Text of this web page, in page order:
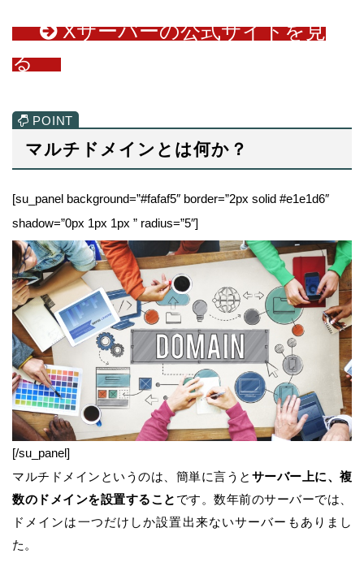
Xサーバーの公式サイトを見
る
マルチドメインとは何か？
[su_panel background=”#fafaf5″ border=”2px solid #e1e1d6″
shadow=”0px 1px 1px ” radius=”5″]
[/su_panel]
マルチドメインというのは、簡単に言うと サーバー上に、複
数のドメインを設置すること です。数年前のサーバーでは、
ドメインは一つだけしか設置出来ないサーバーもありまし
た。